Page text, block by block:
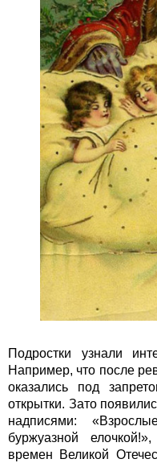
Подростки узнали
Например, что после
оказались под
открытки. Зато
надписями:
буржуазной
времен Великой